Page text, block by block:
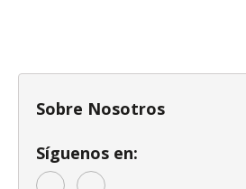
Sobre Nosotros
Síguenos en: